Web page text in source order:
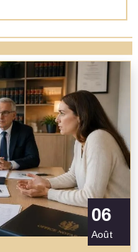
06
Août